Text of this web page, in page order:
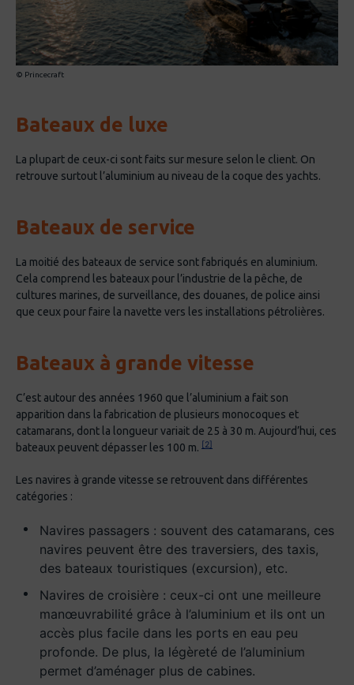
© Princecraft
Bateaux de luxe
La plupart de ceux-ci sont faits sur mesure selon le client. On
retrouve surtout l’aluminium au niveau de la coque des yachts.
Bateaux de service
La moitié des bateaux de service sont fabriqués en aluminium.
Cela comprend les bateaux pour l’industrie de la pêche, de
cultures marines, de surveillance, des douanes, de police ainsi
que ceux pour faire la navette vers les installations pétrolières.
Bateaux à grande vitesse
C’est autour des années 1960 que l’aluminium a fait son
apparition dans la fabrication de plusieurs monocoques et
catamarans, dont la longueur variait de 25 à 30 m. Aujourd’hui, ces
bateaux peuvent dépasser les 100 m. [2]
Les navires à grande vitesse se retrouvent dans différentes
catégories :
Navires passagers : souvent des catamarans, ces
navires peuvent être des traversiers, des taxis,
des bateaux touristiques (excursion), etc.
Navires de croisière : ceux-ci ont une meilleure
manœuvrabilité grâce à l’aluminium et ils ont un
accès plus facile dans les ports en eau peu
profonde. De plus, la légèreté de l’aluminium
permet d’aménager plus de cabines.